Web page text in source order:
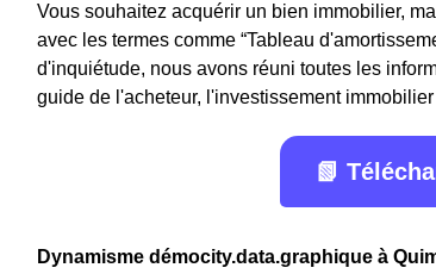
Vous souhaitez acquérir un bien immobilier,
avec les termes comme “Tableau
d'inquiétude, nous avons réuni toutes les
guide de l'acheteur, l'investissement
📗
Dynamisme démocity.data.graphique à